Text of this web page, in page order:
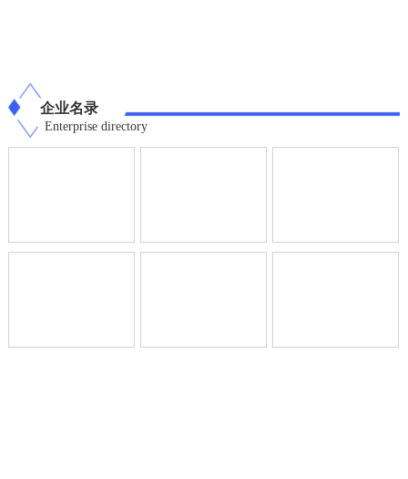
企业名录
Enterprise directory